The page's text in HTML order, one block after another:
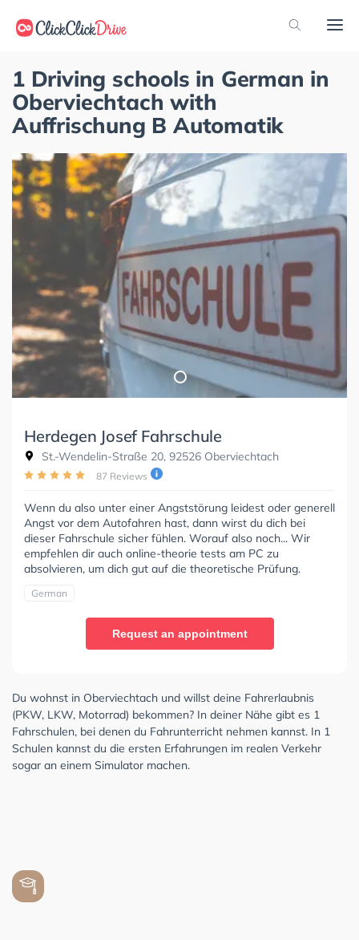
1 Driving schools in German in
Oberviechtach with
Auffrischung B Automatik
Herdegen Josef Fahrschule
St.-Wendelin-Straße 20, 92526 Oberviechtach
87 Reviews
Wenn du also unter einer Angststörung leidest oder generell
Angst vor dem Autofahren hast, dann wirst du dich bei
dieser Fahrschule sicher fühlen. Worauf also noch... Wir
empfehlen dir auch online-theorie tests am PC zu
absolvieren, um dich gut auf die theoretische Prüfung.
German
Request an appointment
Du wohnst in Oberviechtach und willst deine Fahrerlaubnis
(PKW, LKW, Motorrad) bekommen? In deiner Nähe gibt es 1
Fahrschulen, bei denen du Fahrunterricht nehmen kannst. In 1
Schulen kannst du die ersten Erfahrungen im realen Verkehr
sogar an einem Simulator machen.